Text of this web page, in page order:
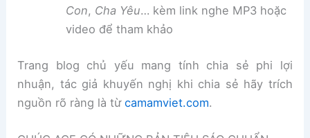
Con, Cha Yêu… kèm link nghe MP3 hoặc
video để tham khảo
Trang blog chủ yếu mang tính chia sẻ phi lợi
nhuận, tác giả khuyến nghị khi chia sẻ hãy trích
nguồn rõ ràng là từcamamviet.com.